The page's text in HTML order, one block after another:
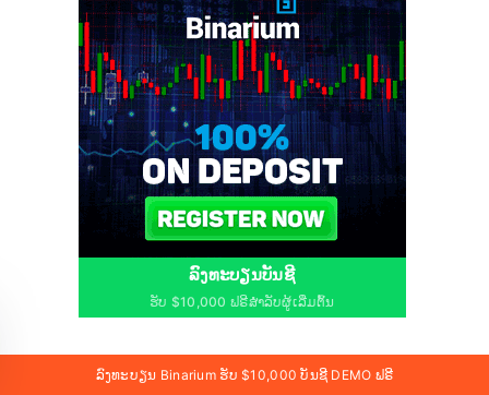
ລົງທະບຽນບັນຊີ
ຮັບ $10,000 ຟຣີສຳລັບຜູ້ເລີ່ມຕົ້ນ
ລົງທະບຽນ Binarium ຮັບ $10,000 ບັນຊີ DEMO ຟຣີ